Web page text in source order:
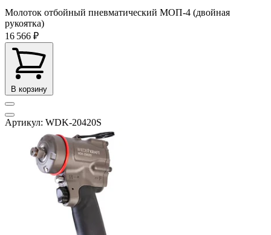
Молоток отбойный пневматический МОП-4 (двойная
рукоятка)
16 566 ₽
В корзину
Артикул: WDK-20420S